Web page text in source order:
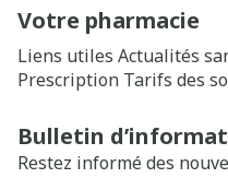
Votre pharmacie
Liens utiles Actualités
Prescription Tarifs des
Bulletin
Restez informé des